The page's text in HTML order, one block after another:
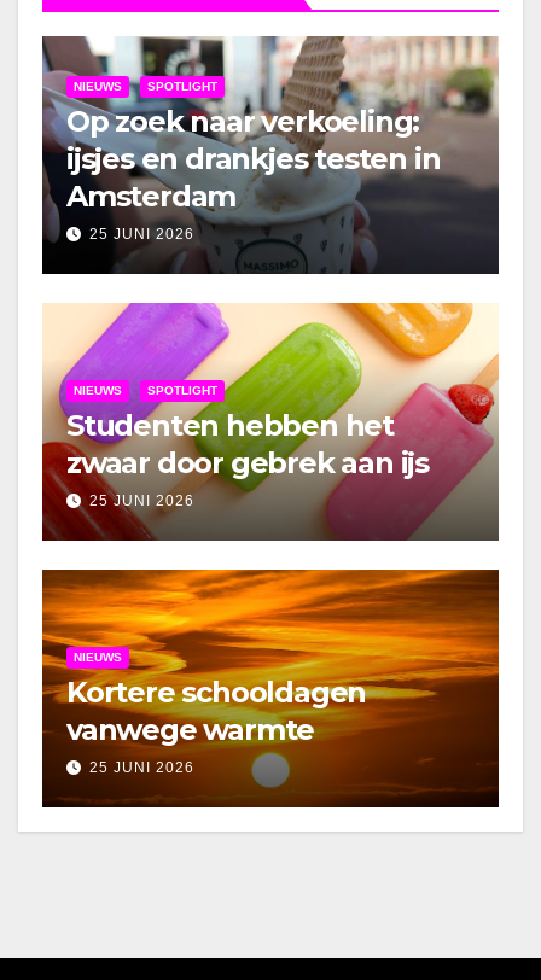
NIEUWS SPOTLIGHT
Op zoek naar verkoeling:
ijsjes en drankjes testen in
Amsterdam
25 JUNI 2026
NIEUWS SPOTLIGHT
Studenten hebben het
zwaar door gebrek aan ijs
25 JUNI 2026
NIEUWS
Kortere schooldagen
vanwege warmte
25 JUNI 2026